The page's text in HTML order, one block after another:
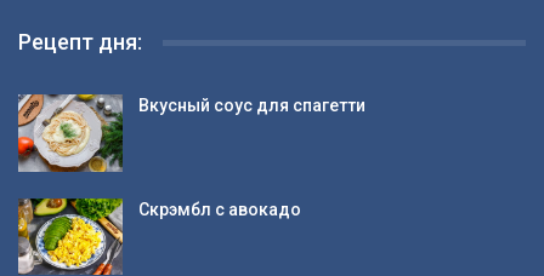
Рецепт дня:
Вкусный соус для спагетти
Скрэмбл с авокадо